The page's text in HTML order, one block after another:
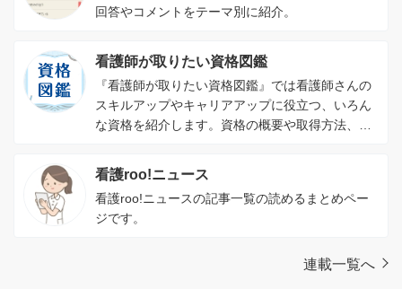
回答やコメントをテーマ別に紹介。
看護師が取りたい資格図鑑
『看護師が取りたい資格図鑑』では看護師さんの
スキルアップやキャリアアップに役立つ、いろん
な資格を紹介します。資格の概要や取得方法、資
看護roo!ニュース
看護roo!ニュースの記事一覧の読めるまとめペー
ジです。
連載一覧へ